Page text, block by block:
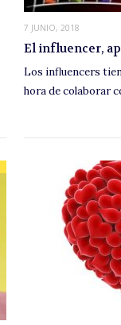
7 JUNIO, 2018
El influencer,
Los influencers
hora de colaborar